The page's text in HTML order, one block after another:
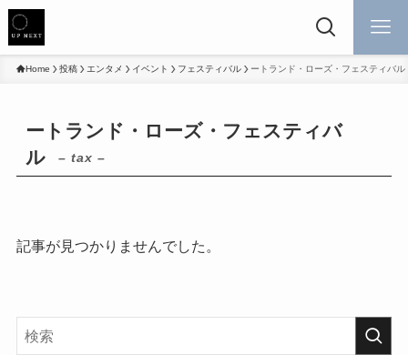
Home 投稿 エンタメ イベント フェスティバル ートランド・ローズ・フェスティバル
ートランド・ローズ・フェスティバ
ル
– tax –
記事が見つかりませんでした。